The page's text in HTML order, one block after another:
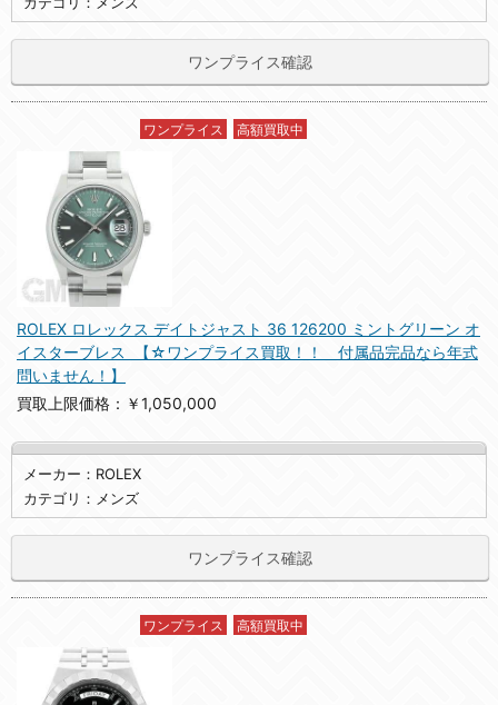
ワンプライス確認
ワンプライス 高額買取中
ROLEX ロレックス デイトジャスト 36 126200 ミントグリーン オ
イスターブレス 【☆ワンプライス買取！！ 付属品完品なら年式
問いません！】
買取上限価格：￥1,050,000
メーカー：ROLEX
カテゴリ：メンズ
ワンプライス確認
ワンプライス 高額買取中